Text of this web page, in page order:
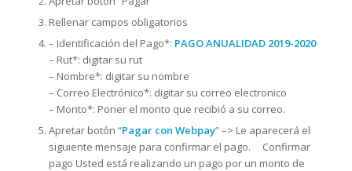
Rellenar campos obligatorios
– Identificación del Pago*: PAGO ANUALIDAD 2019-2020
– Rut*: digitar su rut
– Nombre*: digitar su nombre
– Correo Electrónico*: digitar su correo electronico
– Monto*: Poner el monto que recibió a su correo.
Apretar botón “Pagar con Webpay” –> Le aparecerá el
siguiente mensaje para confirmar el pago. Confirmar
pago Usted está realizando un pago por un monto de